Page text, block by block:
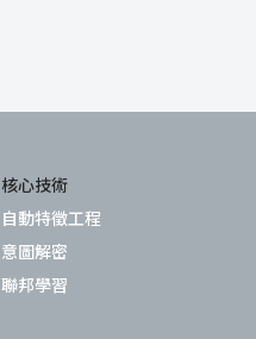
核心技術
自動特徵工程
意圖解密
聯邦學習